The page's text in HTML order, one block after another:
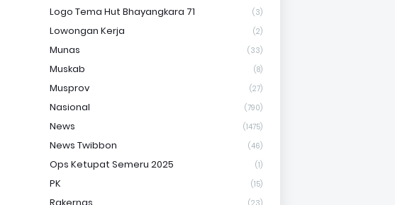
Logo Tema Hut Bhayangkara 71 (3)
Lowongan Kerja (2)
Munas (33)
Muskab (8)
Musprov (27)
Nasional (790)
News (1475)
News Twibbon (46)
Ops Ketupat Semeru 2025 (1)
PK (15)